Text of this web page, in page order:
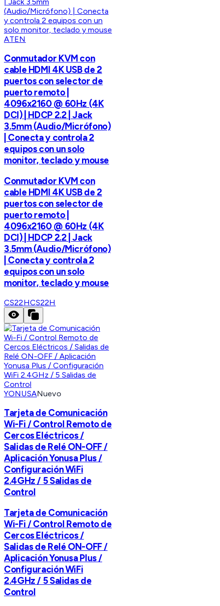
ATEN
Conmutador KVM con
cable HDMI 4K USB de 2
puertos con selector de
puerto remoto |
4096x2160 @ 60Hz (4K
DCI) | HDCP 2.2 | Jack
3.5mm (Audio/Micrófono)
| Conecta y controla 2
equipos con un solo
monitor, teclado y mouse
Conmutador KVM con
cable HDMI 4K USB de 2
puertos con selector de
puerto remoto |
4096x2160 @ 60Hz (4K
DCI) | HDCP 2.2 | Jack
3.5mm (Audio/Micrófono)
| Conecta y controla 2
equipos con un solo
monitor, teclado y mouse
CS22HCS22H
YONUSANuevo
Tarjeta de Comunicación
Wi-Fi / Control Remoto de
Cercos Eléctricos /
Salidas de Relé ON-OFF /
Aplicación Yonusa Plus /
Configuración WiFi
2.4GHz / 5 Salidas de
Control
Tarjeta de Comunicación
Wi-Fi / Control Remoto de
Cercos Eléctricos /
Salidas de Relé ON-OFF /
Aplicación Yonusa Plus /
Configuración WiFi
2.4GHz / 5 Salidas de
Control